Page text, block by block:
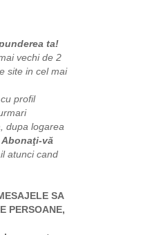
ta!
vechi de 2
site in cel mai
profil
dupa logarea
Abonaţi-vă
atunci cand
SA
PERSOANE,